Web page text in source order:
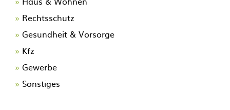
Rechtsschutz
Gesundheit & Vorsorge
Kfz
Gewerbe
Sonstiges